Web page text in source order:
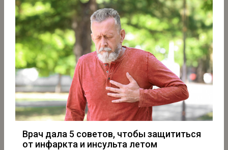
Врач дала 5 советов, чтобы защититься
от инфаркта и инсульта летом